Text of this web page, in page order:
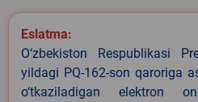
Eslatma:
O‘zbekiston Respublikasi
yildagi PQ-162-son qaroriga
o‘tkaziladigan elektron